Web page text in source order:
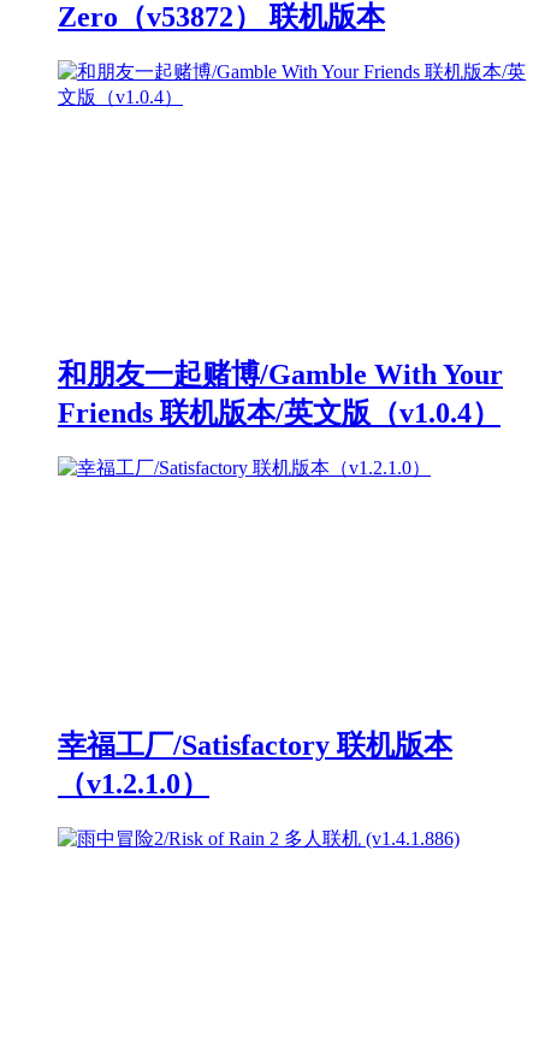
Zero（v53872） 联机版本
和朋友一起赌博/Gamble With Your
Friends 联机版本/英文版（v1.0.4）
幸福工厂/Satisfactory 联机版本
（v1.2.1.0）